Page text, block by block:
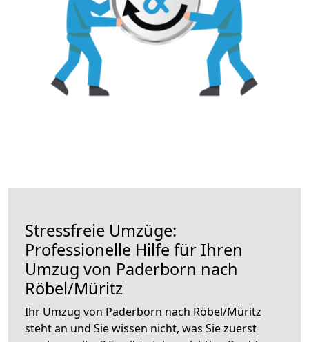
Stressfreie Umzüge:
Professionelle Hilfe für Ihren
Umzug von Paderborn nach
Röbel/Müritz
Ihr Umzug von Paderborn nach Röbel/Müritz
steht an und Sie wissen nicht, was Sie zuerst